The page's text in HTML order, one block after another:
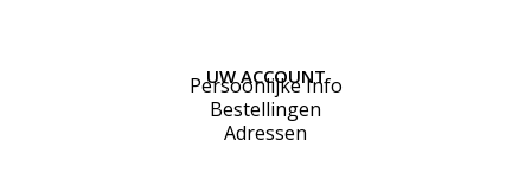
UW ACCOUNT
Persoonlijke Info
Bestellingen
Adressen